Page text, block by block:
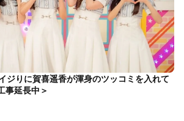
ジりに賀喜遥香が渾身のツッコミを入れて
事延長中＞